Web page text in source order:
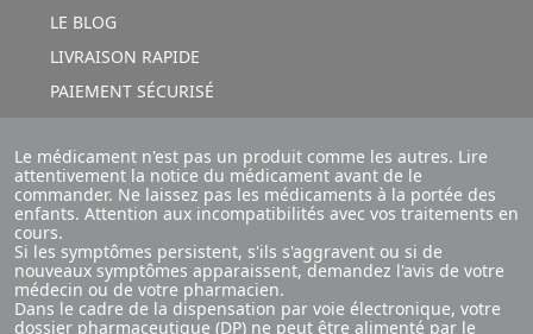
LE BLOG
LIVRAISON RAPIDE
PAIEMENT SÉCURISÉ
Le médicament n'est pas un produit comme les autres. Lire
attentivement la notice du médicament avant de le
commander. Ne laissez pas les médicaments à la portée des
enfants. Attention aux incompatibilités avec vos traitements en
cours.
Si les symptômes persistent, s'ils s'aggravent ou si de
nouveaux symptômes apparaissent, demandez l'avis de votre
médecin ou de votre pharmacien.
Dans le cadre de la dispensation par voie électronique, votre
dossier pharmaceutique (DP) ne peut être alimenté par le